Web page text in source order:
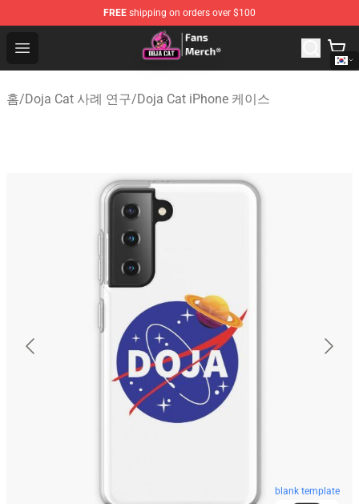
FREE shipping on orders over $100
Open menu
Doja Cat Store - Official Doja Cat Merchandise Shop
홈/Doja Cat 사례 연구/Doja Cat iPhone 케이스
blank template